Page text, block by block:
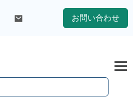
お問い合わせ